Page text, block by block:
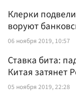
Клерки
воруют
06 ноября 2019, 10:57
Ставка бита:
Китая затянет
05 ноября 2019, 22:28